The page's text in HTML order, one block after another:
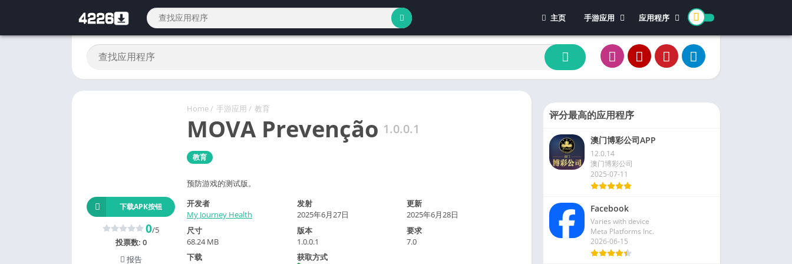
主页
手游应用
休闲游戏
冒险游戏
教育游戏
角色扮演
文字游戏
竞速游戏
策略游戏
应用程序
体育
办公
Home/ 手游应用 / 教育
MOVA Prevenção 1.0.0.1
教育
预防游戏的测试版。
下载APK按钮
0/5
投票数: 0
报告
开发者
My Journey Health
发射
2025年6月27日
更新
2025年6月28日
尺寸
68.24 MB
版本
1.0.0.1
要求
7.0
下载
获取方式
评分最高的应用程序
澳门博彩公司APP
12.0.14
澳门博彩公司
2025-07-11
Facebook
Varies with device
Meta Platforms Inc.
2026-06-15